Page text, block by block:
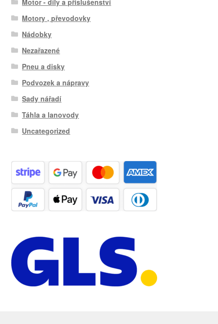
Motory , převodovky
Nádobky
Nezařazené
Pneu a disky
Podvozek a nápravy
Sady nářadí
Táhla a lanovody
Uncategorized